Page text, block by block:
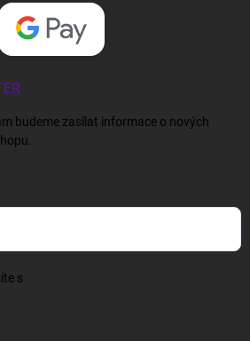
budeme zasílat informace o nových
s